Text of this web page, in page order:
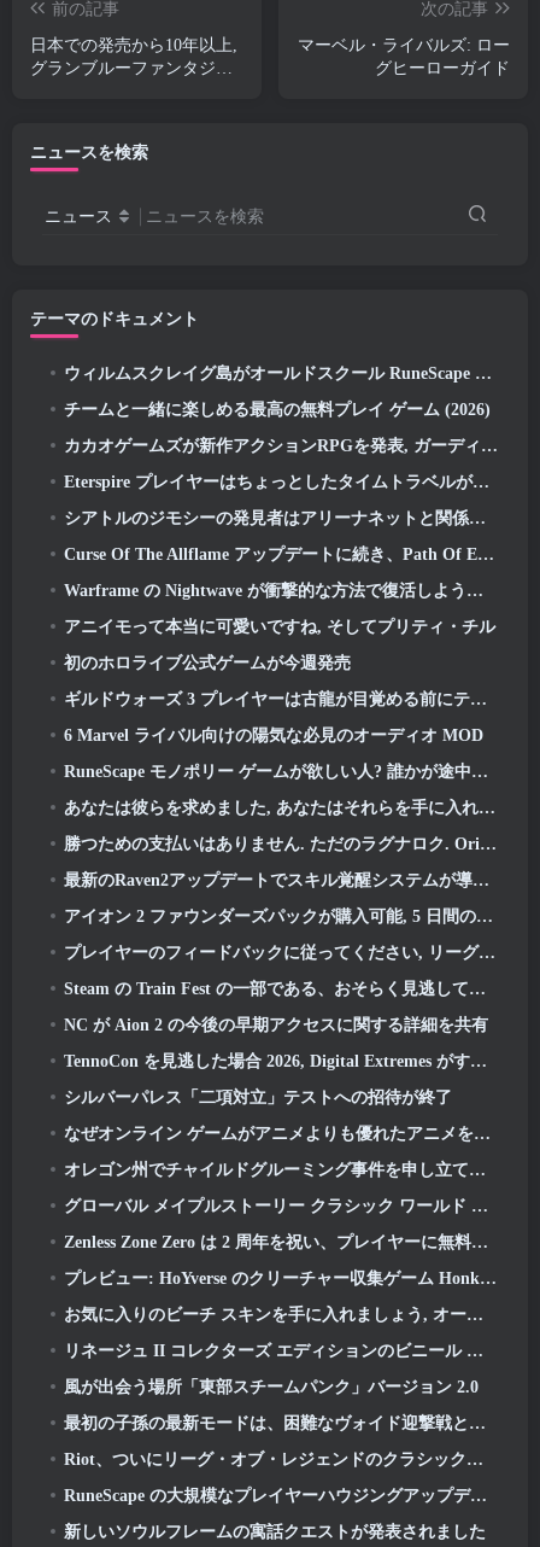
前の記事
日本での発売から10年以上,
グランブルーファンタジー
次の記事
マーベル・ライバルズ: ロー
グヒーローガイド
ニュースを検索
ニュース ニュースを検索
テーマのドキュメント
ウィルムスクレイグ島がオールドスクール RuneScape で探索できるようになりました
チームと一緒に楽しめる最高の無料プレイ ゲーム (2026)
カカオゲームズが新作アクションRPGを発表, ガーディアンメイデン
Eterspire プレイヤーはちょっとしたタイムトラベルができるようになりました…お楽しみとして
シアトルのジモシーの発見者はアリーナネットと関係がある, もちろん、彼らはそれをギルドウォーズに追加しています 2
Curse Of The Allflame アップデートに続き、Path Of Exile がフィードバックに基づいていくつかの変更を発表
Warframe の Nightwave が衝撃的な方法で復活しようとしている
アニイモって本当に可愛いですね, そしてプリティ・チル
初のホロライブ公式ゲームが今週発売
ギルドウォーズ 3 プレイヤーは古龍が目覚める前にティリアの世界を体験できるようになります
6 Marvel ライバル向けの陽気な必見のオーディオ MOD
RuneScape モノポリー ゲームが欲しい人? 誰かが途中にいるから
あなたは彼らを求めました, あなたはそれらを手に入れています. ドラゴンがアルビオンオンラインにやってくる
勝つための支払いはありません. ただのラグナロク. Origin Classic が 7 月に発売 23
最新のRaven2アップデートでスキル覚醒システムが導入, プレイヤーにスキルを向上させるためのより多くの方法を提供する
アイオン 2 ファウンダーズパックが購入可能, 5 日間の早期アクセスが完了します
プレイヤーのフィードバックに従ってください, リーグ・オブ・レジェンドのクラシックプレイヤーはクラシックスキンにお金を払う必要がありません
Steam の Train Fest の一部である、おそらく見逃している 8 つの無料プレイ ゲーム
NC が Aion 2 の今後の早期アクセスに関する詳細を共有
TennoCon を見逃した場合 2026, Digital Extremes がすべてのパネルを共有
シルバーパレス「二項対立」テストへの招待が終了
なぜオンライン ゲームがアニメよりも優れたアニメを作るのか
オレゴン州でチャイルドグルーミング事件を申し立て、Robloxに対して新たな訴訟を起こす
グローバル メイプルストーリー クラシック ワールド セカンド クローズド テストへのサインアップ
Zenless Zone Zero は 2 周年を祝い、プレイヤーに無料の S ランク エージェントの選択を提供します
プレビュー: HoYverse のクリーチャー収集ゲーム Honkai について知っておくべきこと: リンクソウル
お気に入りのビーチ スキンを手に入れましょう, オーバーウォッチに夏のゲームが帰ってきた
リネージュ II コレクターズ エディションのビニール アルバムで 22 周年を祝う
風が出会う場所「東部スチームパンク」バージョン 2.0
最初の子孫の最新モードは、困難なヴォイド迎撃戦と深層を融合させます
Riot、ついにリーグ・オブ・レジェンドのクラシックモードの発売日を明らかに
RuneScape の大規模なプレイヤーハウジングアップデートを待つのはもう終わりです
新しいソウルフレームの寓話クエストが発表されました